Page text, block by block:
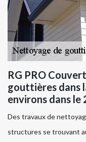
RG PRO
gouttières dans
environs dans le
Des travaux de
structures se trouvant